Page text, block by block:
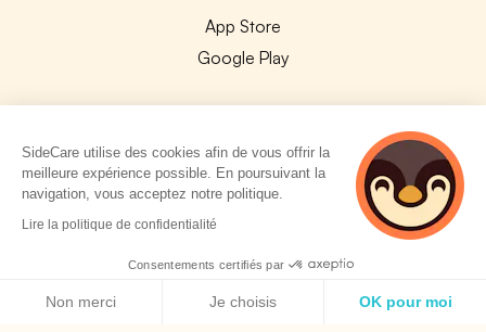
App Store
Google Play
© 2026 SideCare. Tous droits réservés.
SideCare utilise des cookies afin de vous offrir la
meilleure expérience possible. En poursuivant la
navigation, vous acceptez notre politique.
Lire la politique de confidentialité
Consentements certifiés par
Non merci Je choisis OK pour moi
5 personnes
consultent
actuellement cette